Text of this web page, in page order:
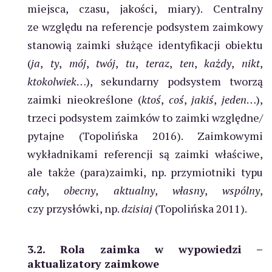
miejsca, czasu, jakości, miary). Centralny
ze względu na referencje podsystem zaimkowy
stanowią zaimki służące identyfikacji obiektu
(ja, ty, mój, twój, tu, teraz, ten,każdy, nikt,
ktokolwiek…), sekundarny podsystem tworzą
zaimki nieokreślone (ktoś, coś,jakiś,jeden…),
trzeci podsystem zaimków to zaimki względne/
pytajne (Topolińska 2016). Zaimkowymi
wykładnikami referencji są zaimki właściwe,
ale także (para)zaimki, np. przymiotniki typu
cały,obecny, aktualny, własny, wspólny,
czy przysłówki, np.dzisiaj (Topolińska 2011).
3.2. Rola zaimka w wypowiedzi –
aktualizatory zaimkowe